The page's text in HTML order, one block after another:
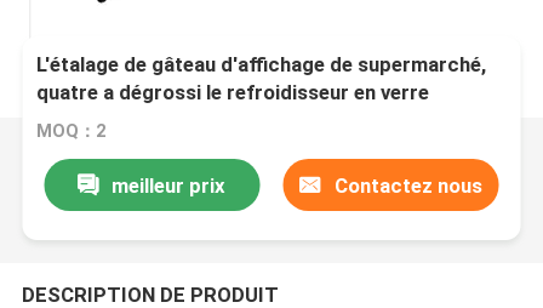
L'étalage de gâteau d'affichage de supermarché,
quatre a dégrossi le refroidisseur en verre
d'affichage de dessert
MOQ：2
meilleur prix Contactez nous
DESCRIPTION DE PRODUIT